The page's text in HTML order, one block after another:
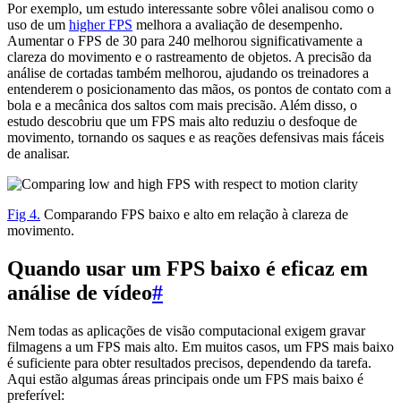
Por exemplo, um estudo interessante sobre vôlei analisou como o
uso de um higher FPS melhora a avaliação de desempenho.
Aumentar o FPS de 30 para 240 melhorou significativamente a
clareza do movimento e o rastreamento de objetos. A precisão da
análise de cortadas também melhorou, ajudando os treinadores a
entenderem o posicionamento das mãos, os pontos de contato com a
bola e a mecânica dos saltos com mais precisão. Além disso, o
estudo descobriu que um FPS mais alto reduziu o desfoque de
movimento, tornando os saques e as reações defensivas mais fáceis
de analisar.
Fig 4. Comparando FPS baixo e alto em relação à clareza de
movimento.
Quando usar um FPS baixo é eficaz em
análise de vídeo#
Nem todas as aplicações de visão computacional exigem gravar
filmagens a um FPS mais alto. Em muitos casos, um FPS mais baixo
é suficiente para obter resultados precisos, dependendo da tarefa.
Aqui estão algumas áreas principais onde um FPS mais baixo é
preferível: